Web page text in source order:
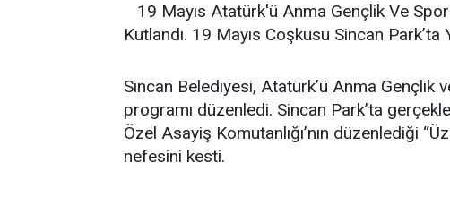
19 Mayıs Atatürk'ü Anma Gençlik Ve
Kutlandı. 19 Mayıs Coşkusu Sincan Park’ta
Sincan Belediyesi, Atatürk’ü Anma Gençlik
programı düzenledi. Sincan Park’ta
Özel Asayiş Komutanlığı’nın düzenlediği
nefesini kesti.